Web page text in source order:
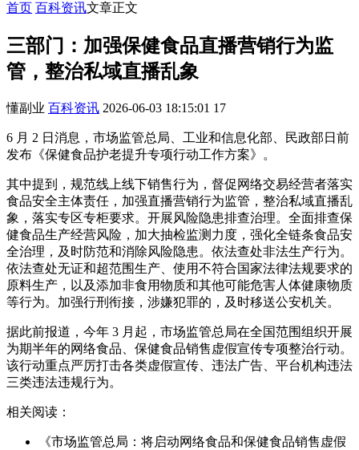
首页 百科资讯文章正文
三部门：加强保健食品直播营销行为监
管，整治私域直播乱象
懂副业 百科资讯 2026-06-03 18:15:01 17
6 月 2 日消息，市场监管总局、工业和信息化部、民政部日前
发布《保健食品护老提升专项行动工作方案》。
其中提到，规范线上线下销售行为，督促网络交易经营者落实
食品安全主体责任，加强直播营销行为监管，整治私域直播乱
象，落实专区专柜要求。开展风险隐患排查治理。全面排查保
健食品生产经营风险，加大抽检监测力度，强化全链条食品安
全治理，及时防范和消除风险隐患。依法查处非法生产行为。
依法查处无证和超范围生产、使用不符合国家法律法规要求的
原料生产，以及添加非食用物质和其他可能危害人体健康物质
等行为。加强行刑衔接，涉嫌犯罪的，及时移送公安机关。
据此前报道，今年 3 月起，市场监管总局在全国范围组织开展
为期半年的网络食品、保健食品销售虚假宣传专项整治行动。
该行动重点严厉打击各类虚假宣传、违法广告、平台机构违法
三类违法违规行为。
相关阅读：
《市场监管总局：将启动网络食品和保健食品销售虚假